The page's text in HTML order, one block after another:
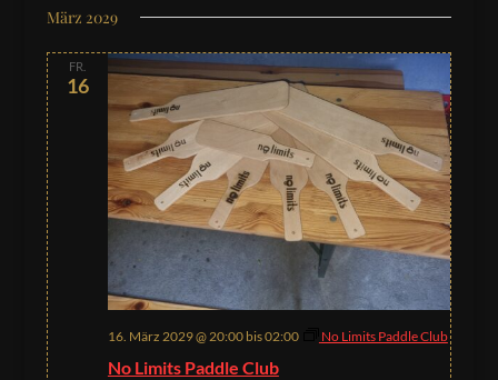
März 2029
FR.
16
No Limits Paddle Club
16. März 2029 @ 20:00bis02:00 No Limits Paddle Club